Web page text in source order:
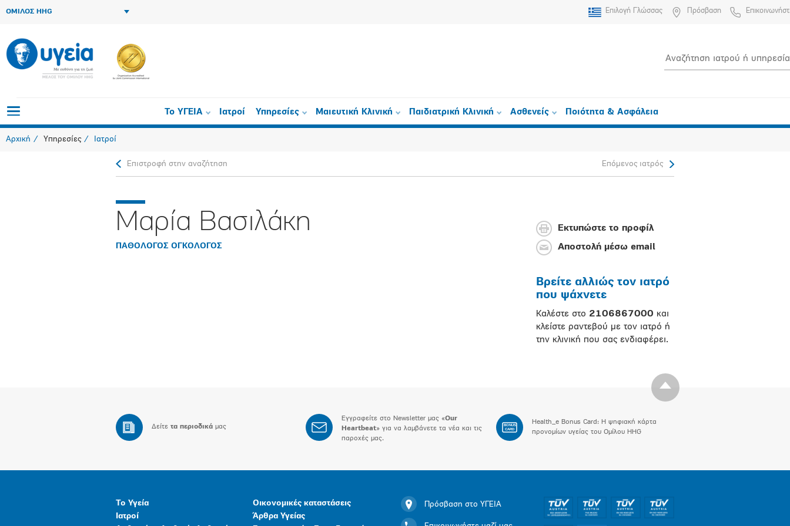
ΟΜΙΛΟΣ HHG Επιλογή Γλώσσας Πρόσβαση
Το ΥΓΕΙΑ Ιατροί Υπηρεσίες Μαιευτική Κλινική Παιδιατρική Κλινική Ασθενείς Ποιότητα & Ασφάλεια
Αρχική Υπηρεσίες Ιατροί
Επιστροφή στην αναζήτηση Επόμενος ιατρός
Μαρία Βασιλάκη
ΠΑΘΟΛΟΓΟΣ ΟΓΚΟΛΟΓΟΣ
Εκτυπώστε το προφίλ
Αποστολή μέσω email
Βρείτε αλλιώς τον ιατρό
που ψάχνετε
Καλέστε στο 2106867000 και
κλείστε ραντεβού με τον ιατρό ή
την κλινική που σας ενδιαφέρει.
Δείτε τα περιοδικά μας
Εγγραφείτε στο Newsletter μας «Our
Heartbeat» για να λαμβάνετε τα νέα και τις
παροχές μας.
BONUS
CARD
Health_e Bonus Card: H ψηφιακή κάρτα
προνομίων υγείας του Ομίλου HHG
Το Υγεία
Ιατροί
Οικονομικές καταστάσεις
Άρθρα Υγείας
Πρόσβαση στο ΥΓΕΙΑ